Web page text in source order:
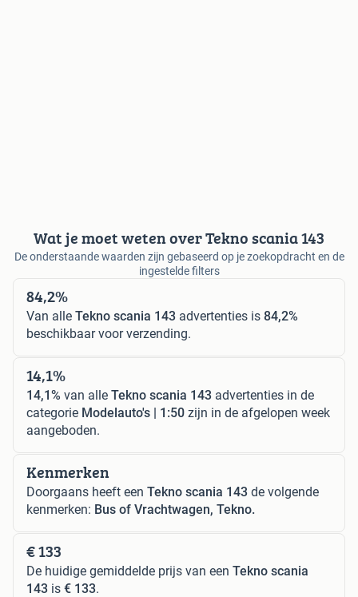
Wat je moet weten over Tekno scania 143
De onderstaande waarden zijn gebaseerd op je zoekopdracht en de
ingestelde filters
84,2%
Van alle Tekno scania 143 advertenties is 84,2%
beschikbaar voor verzending.
14,1%
14,1% van alle Tekno scania 143 advertenties in de
categorie Modelauto's | 1:50 zijn in de afgelopen week
aangeboden.
Kenmerken
Doorgaans heeft een Tekno scania 143 de volgende
kenmerken: Bus of Vrachtwagen, Tekno.
€ 133
De huidige gemiddelde prijs van een Tekno scania
143 is € 133.